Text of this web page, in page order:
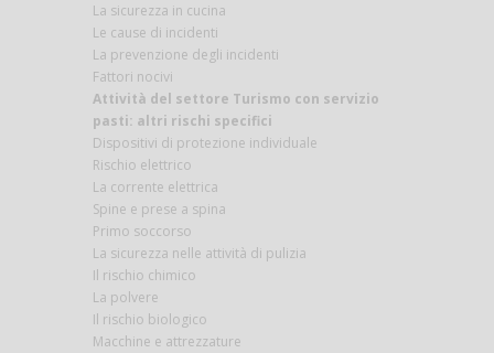
La sicurezza in cucina
Le cause di incidenti
La prevenzione degli incidenti
Fattori nocivi
Attività del settore Turismo con servizio
pasti: altri rischi specifici
Dispositivi di protezione individuale
Rischio elettrico
La corrente elettrica
Spine e prese a spina
Primo soccorso
La sicurezza nelle attività di pulizia
Il rischio chimico
La polvere
Il rischio biologico
Macchine e attrezzature